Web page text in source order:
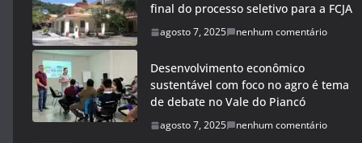
final do processo seletivo para a FCJA
agosto 7, 2025 nenhum comentário
Desenvolvimento econômico
sustentável com foco no agro é tema
de debate no Vale do Piancó
agosto 7, 2025 nenhum comentário